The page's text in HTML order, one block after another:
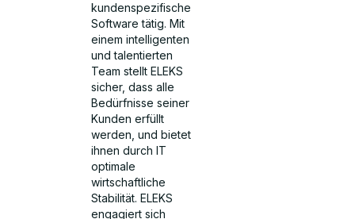
kundenspezifische
Software tätig. Mit
einem intelligenten
und talentierten
Team stellt ELEKS
sicher, dass alle
Bedürfnisse seiner
Kunden erfüllt
werden, und bietet
ihnen durch IT
optimale
wirtschaftliche
Stabilität. ELEKS
engagiert sich